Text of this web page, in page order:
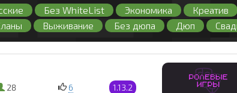
Без WhiteList Экономика Креатив
Выживание Без дюпа Дюп
Бесплатная админка Без регистрации С
Приват Без лаунчера Регистрация
28 6 1.13.2